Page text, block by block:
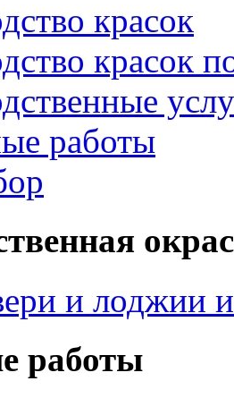
красок
красок
работы
и лоджии
работы